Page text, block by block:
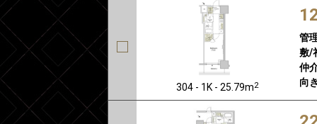
304 - 1K - 25.79m2
管
敷/
仲
向